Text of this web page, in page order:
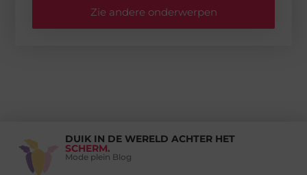
Zie andere onderwerpen
DUIK IN DE WERELD ACHTER HET
SCHERM.
Mode plein Blog